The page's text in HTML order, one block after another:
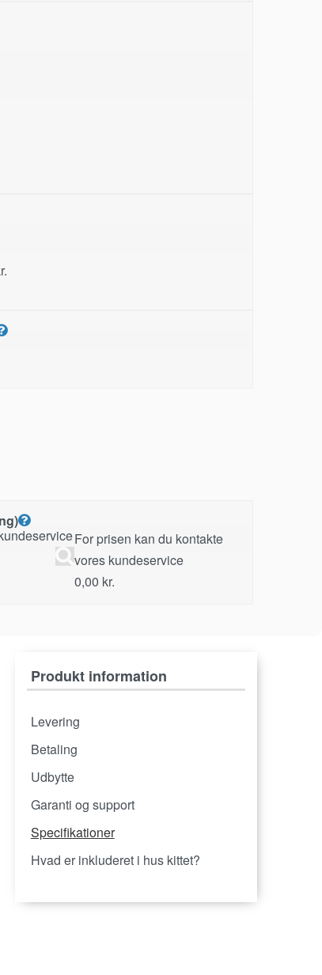
For prisen kan du kontakte
vores kundeservice
0,00 kr.
Produkt information
Levering
Betaling
Udbytte
Garanti og support
Specifikationer
Hvad er inkluderet i hus kittet?